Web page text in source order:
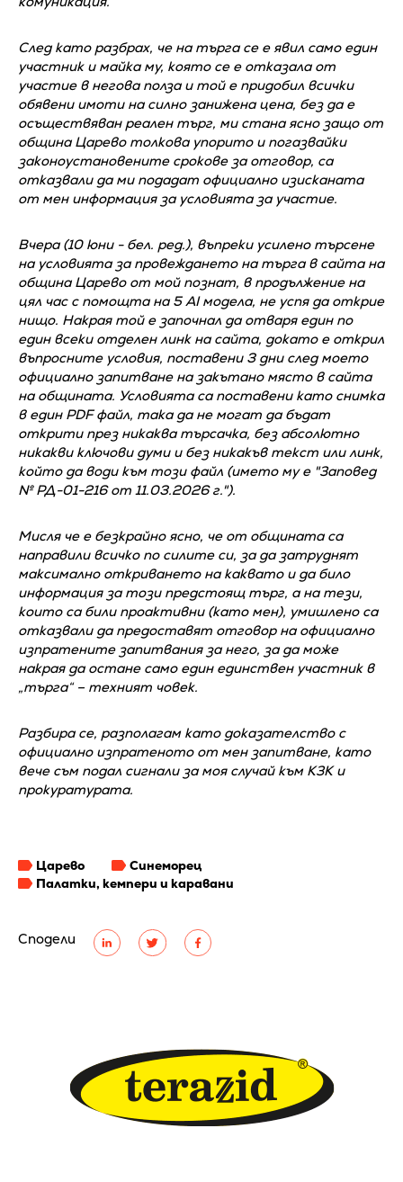
Сподели
След като разбрах, че на търга се е явил само един
участник и майка му, която се е отказала от
участие в негова полза и той е придобил всички
обявени имоти на силно занижена цена, без да е
осъществяван реален търг, ми стана ясно защо от
община Царево толкова упорито и погазвайки
законоустановените срокове за отговор, са
отказвали да ми подадат официално изисканата
от мен информация за условията за участие.
Вчера (10 юни - бел. ред.), въпреки усилено търсене
на условията за провеждането на търга в сайта на
община Царево от мой познат, в продължение на
цял час с помощта на 5 AI модела, не успя да открие
нищо. Накрая той е започнал да отваря един по
един всеки отделен линк на сайта, докато е открил
въпросните условия, поставени 3 дни след моето
официално запитване на закътано място в сайта
на общината. Условията са поставени като снимка
в един PDF файл, така да не могат да бъдат
открити през никаква търсачка, без абсолютно
никакви ключови думи и без никакъв текст или линк,
който да води към този файл (името му е "Заповед
№ РД-01-216 от 11.03.2026 г.").
Мисля че е безкрайно ясно, че от общината са
направили всичко по силите си, за да затруднят
максимално откриването на каквато и да било
информация за този предстоящ търг, а на тези,
които са били проактивни (като мен), умишлено са
отказвали да предоставят отговор на официално
изпратените запитвания за него, за да може
накрая да остане само един единствен участник в
„търга“ – техният човек.
Разбира се, разполагам като доказателство с
официално изпратеното от мен запитване, като
вече съм подал сигнали за моя случай към КЗК и
прокуратурата.
Царево
Синеморец
Палатки, кемпери и каравани